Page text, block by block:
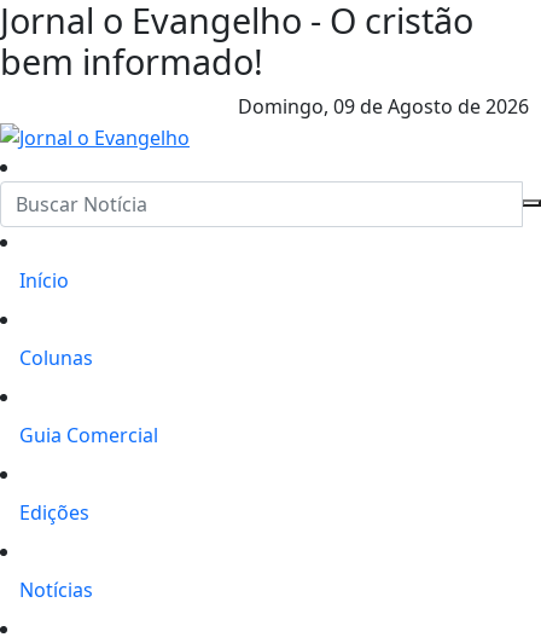
Jornal o Evangelho - O cristão
bem informado!
Domingo, 09 de Agosto de 2026
Início
Colunas
Guia Comercial
Edições
Notícias